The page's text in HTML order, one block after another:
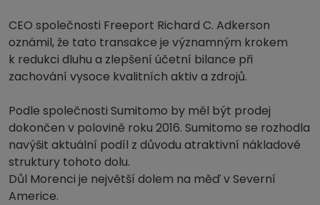
CEO společnosti Freeport Richard C. Adkerson
oznámil, že tato transakce je významným krokem
k redukci dluhu a zlepšení účetní bilance při
zachování vysoce kvalitních aktiv a zdrojů.
Podle společnosti Sumitomo by měl být prodej
dokončen v polovině roku 2016. Sumitomo se rozhodla
navýšit aktuální podíl z důvodu atraktivní nákladové
struktury tohoto dolu.
Důl Morenci je největší dolem na měď v Severní
Americe.